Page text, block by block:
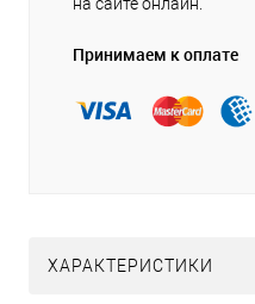
на сайте онлайн.
Принимаем к оплате
ХАРАКТЕРИСТИКИ